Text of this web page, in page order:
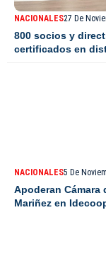
NACIONALES27 De
800 socios y
certificados en
NACIONALES5 De
Apoderan
Mariñez en